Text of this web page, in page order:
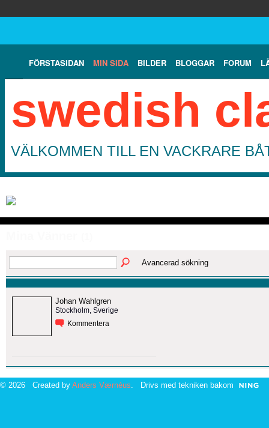
FÖRSTASIDAN MIN SIDA BILDER BLOGGAR FORUM
swedish
VÄLKOMMEN TILL EN VACKRARE
Avancerad sökning
Johan Wahlgren
Stockholm, Sverige
Kommentera
© 2026 Created by Anders Værnéus . Drivs med tekniken bakom